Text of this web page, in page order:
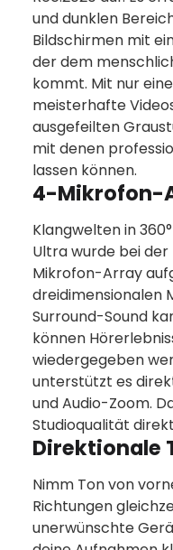
und dunklen
Bildschirmen mit
der dem
kommt. Mit nur
meisterhafte
ausgefeilten
mit denen
lassen können.
4-Mikrofon-
Klangwelten in
Ultra wurde bei
Mikrofon-Array
dreidimensionalen
Surround-Sound
können
wiedergegeben
unterstützt es
und Audio-Zoom.
Studioqualität
Direktionale
Nimm Ton von
Richtungen
unerwünschte